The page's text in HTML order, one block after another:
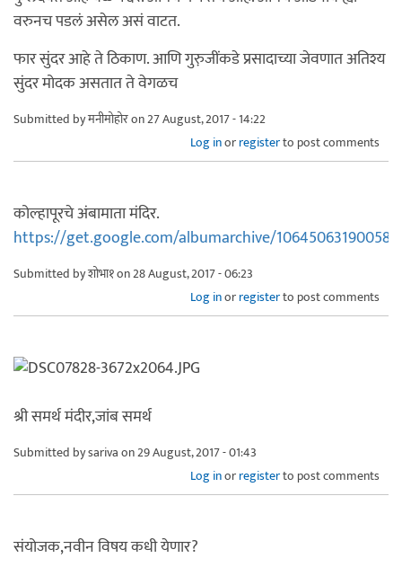
वरुनच पडलं असेल असं वाटत.
फार सुंदर आहे ते ठिकाण. आणि गुरु़जींकडे प्रसादाच्या जेवणात अतिश्य
सुंदर मोदक असतात ते वेगळच
Submitted byमनीमोहोरon 27 August, 2017 - 14:22
Log inorregisterto post comments
कोल्हापूरचे अंबामाता मंदिर.
https://get.google.com/albumarchive/
Submitted byशोभा१on 28 August, 2017 - 06:23
Log inorregisterto post comments
श्री समर्थ मंदीर,जांब समर्थ
Submitted bysarivaon 29 August, 2017 - 01:43
Log inorregisterto post comments
संयोजक,नवीन विषय कधी येणार?